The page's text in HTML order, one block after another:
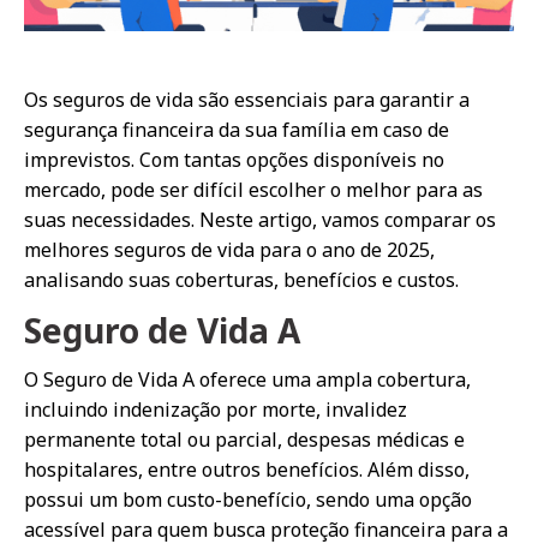
Os seguros de vida são essenciais para garantir a
segurança financeira da sua família em caso de
imprevistos. Com tantas opções disponíveis no
mercado, pode ser difícil escolher o melhor para as
suas necessidades. Neste artigo, vamos comparar os
melhores seguros de vida para o ano de 2025,
analisando suas coberturas, benefícios e custos.
Seguro de Vida A
O Seguro de Vida A oferece uma ampla cobertura,
incluindo indenização por morte, invalidez
permanente total ou parcial, despesas médicas e
hospitalares, entre outros benefícios. Além disso,
possui um bom custo-benefício, sendo uma opção
acessível para quem busca proteção financeira para a